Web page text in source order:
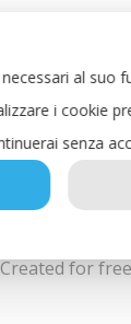
for
al suo
i cookie
senza